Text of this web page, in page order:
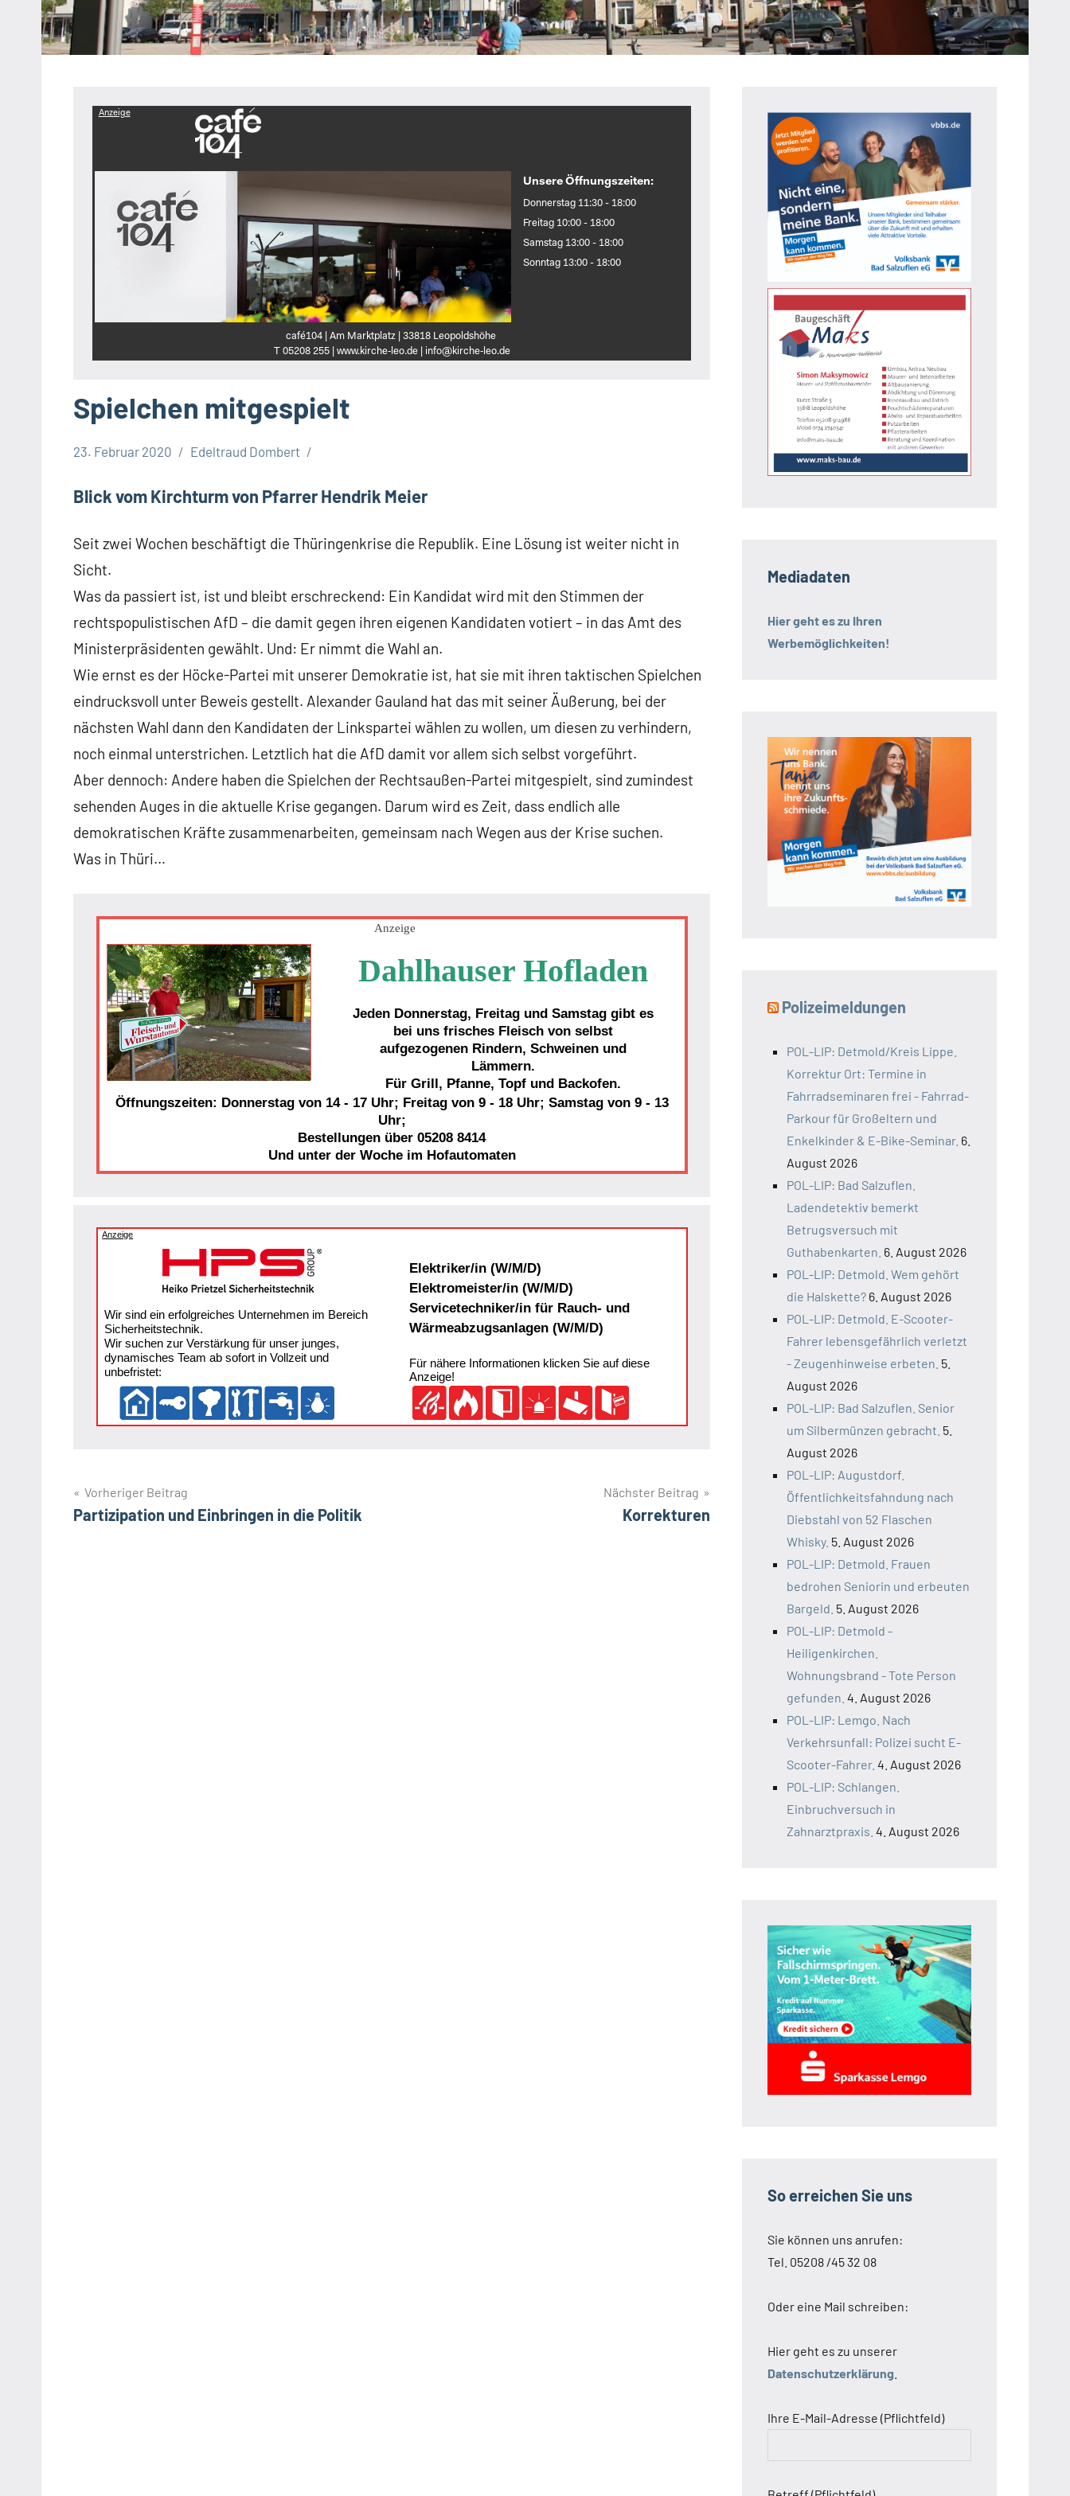
Heipke,
Leopoldshöhe,
Anzeige
Unsere Öffnungszeiten:
Donnerstag 11:30 - 18:00
Freitag 10:00 - 18:00
Samstag 13:00 - 18:00
Sonntag 13:00 - 18:00
café104 | Am Marktplatz | 33818 Leopoldshöhe
T 05208 255 | www.kirche‑leo.de | info@kirche‑leo.de
Spielchen mitgespielt
Debatte
23. Februar 2020 Edeltraud Dombert
Blick vom Kirchturm von Pfarrer Hendrik Meier
Seit zwei Wochen beschäftigt die Thüringenkrise die Republik. Eine Lösung ist weiter nicht in
Sicht.
Was da passiert ist, ist und bleibt erschreckend: Ein Kandidat wird mit den Stimmen der
rechtspopulistischen AfD – die damit gegen ihren eigenen Kandidaten votiert – in das Amt des
Ministerpräsidenten gewählt. Und: Er nimmt die Wahl an.
Wie ernst es der Höcke-Partei mit unserer Demokratie ist, hat sie mit ihren taktischen Spielchen
eindrucksvoll unter Beweis gestellt. Alexander Gauland hat das mit seiner Äußerung, bei der
nächsten Wahl dann den Kandidaten der Linkspartei wählen zu wollen, um diesen zu verhindern,
noch einmal unterstrichen. Letztlich hat die AfD damit vor allem sich selbst vorgeführt.
Aber dennoch: Andere haben die Spielchen der Rechtsaußen-Partei mitgespielt, sind zumindest
sehenden Auges in die aktuelle Krise gegangen. Darum wird es Zeit, dass endlich alle
demokratischen Kräfte zusammenarbeiten, gemeinsam nach Wegen aus der Krise suchen.
Was in Thüri…
Anzeige
Dahlhauser Hofladen
Jeden Donnerstag, Freitag und Samstag gibt es
bei uns frisches Fleisch von selbst
aufgezogenen Rindern, Schweinen und
Lämmern.
Für Grill, Pfanne, Topf und Backofen.
Öffnungszeiten: Donnerstag von 14 - 17 Uhr; Freitag von 9 - 18 Uhr; Samstag von 9 - 13
Uhr;
Bestellungen über 05208 8414
Und unter der Woche im Hofautomaten
Anzeige
Wir sind ein erfolgreiches Unternehmen im Bereich
Sicherheitstechnik.
Wir suchen zur Verstärkung für unser junges,
dynamisches Team ab sofort in Vollzeit und
unbefristet:
Elektriker/in (W/M/D)
Elektromeister/in (W/M/D)
Servicetechniker/in für Rauch- und
Wärmeabzugsanlagen (W/M/D)
Für nähere Informationen klicken Sie auf diese
Anzeige!
Beitragsnavigation
Vorheriger Beitrag
Partizipation und Einbringen in die Politik
Nächster Beitrag
Korrekturen
Mediadaten
Hier geht es zu Ihren
Werbemöglichkeiten!
Polizeimeldungen
POL-LIP: Detmold/Kreis Lippe.
Korrektur Ort: Termine in
Fahrradseminaren frei - Fahrrad-
Parkour für Großeltern und
Enkelkinder & E-Bike-Seminar. 6.
August 2026
POL-LIP: Bad Salzuflen.
Ladendetektiv bemerkt
Betrugsversuch mit
Guthabenkarten. 6. August 2026
POL-LIP: Detmold. Wem gehört
die Halskette? 6. August 2026
POL-LIP: Detmold. E-Scooter-
Fahrer lebensgefährlich verletzt
- Zeugenhinweise erbeten. 5.
August 2026
POL-LIP: Bad Salzuflen. Senior
um Silbermünzen gebracht. 5.
August 2026
POL-LIP: Augustdorf.
Öffentlichkeitsfahndung nach
Diebstahl von 52 Flaschen
Whisky. 5. August 2026
POL-LIP: Detmold. Frauen
bedrohen Seniorin und erbeuten
Bargeld. 5. August 2026
POL-LIP: Detmold -
Heiligenkirchen.
Wohnungsbrand - Tote Person
gefunden. 4. August 2026
POL-LIP: Lemgo. Nach
Verkehrsunfall: Polizei sucht E-
Scooter-Fahrer. 4. August 2026
POL-LIP: Schlangen.
Einbruchversuch in
Zahnarztpraxis. 4. August 2026
So erreichen Sie uns
Sie können uns anrufen:
Tel. 05208 /45 32 08
Oder eine Mail schreiben:
Hier geht es zu unserer
Datenschutzerklärung
Ihre E-Mail-Adresse (Pflichtfeld)